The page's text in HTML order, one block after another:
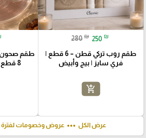
280 ₪ 250 ₪
طقم روب تركي قطن – 6 قطع |
فري سايز | بيج وأبيض
add_shopping_cart
طقم صحون
8 قطع بتصميم أنيق 7-13
عرض الكل more_horiz عروض وخصومات لفترة